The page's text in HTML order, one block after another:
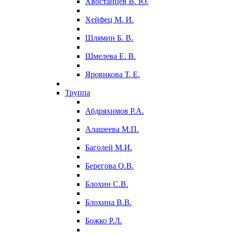
Хейфец М. И.
Шлямин Б. В.
Шмелева Е. В.
Яровикова Т. Е.
Труппа
Абдряхимов Р.А.
Алашеева М.П.
Баголей М.И.
Берегова О.В.
Блохин С.В.
Блохина В.В.
Божко Р.Л.